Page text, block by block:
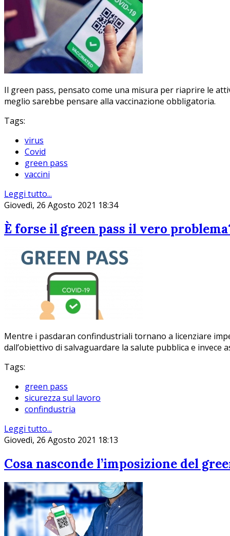
Il green pass, pensato come una misura per riaprire le
meglio sarebbe pensare alla vaccinazione obbligatoria.
Tags:
virus
Covid
green pass
vaccini
Leggi tutto...
Giovedì, 26 Agosto 2021 18:34
È forse il green pass il vero
Mentre i pasdaran confindustriali tornano a licenziare
dall’obiettivo di salvaguardare la salute pubblica e
Tags:
green pass
sicurezza sul lavoro
confindustria
Leggi tutto...
Giovedì, 26 Agosto 2021 18:13
Cosa nasconde l’imposizione del